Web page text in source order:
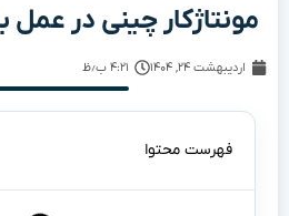
مونتاژکار چینی در
اردیبهشت ۲۴, ۱۴۰۴ ۴:۲۱ ب٫ظ
فهرست محتوا